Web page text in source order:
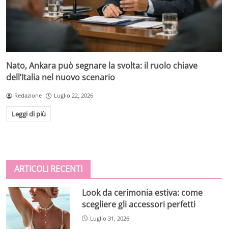
Nato, Ankara può segnare la svolta: il ruolo chiave
dell’Italia nel nuovo scenario
Redazione Luglio 22, 2026
Leggi di più
ARTICOLI RECENTI
Look da cerimonia estiva: come
scegliere gli accessori perfetti
Luglio 31, 2026